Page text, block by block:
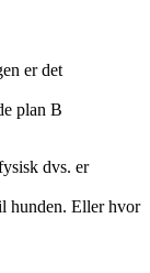
er det
plan B
dvs. er
hunden. Eller hvor